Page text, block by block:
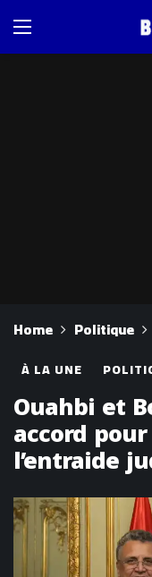
Home Politique
À LA UNE
Ouahbi et
accord
l’entraide